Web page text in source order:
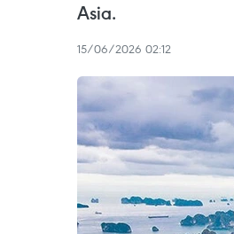
Asia.
15/06/2026 02:12